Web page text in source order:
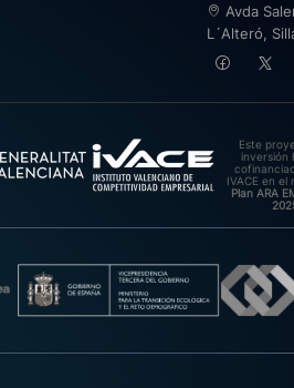
Avda
L´Alteró,
Este
inversión
IVACE en el
Plan ARA